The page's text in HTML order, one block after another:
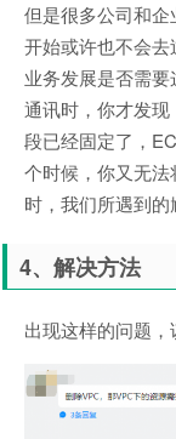
但是很多公司和
开始或许也不会
业务发展是否需
通讯时，你才发
段已经固定了，
个时候，你又无
时，我们所遇到的
4、解决方法
出现这样的问题，